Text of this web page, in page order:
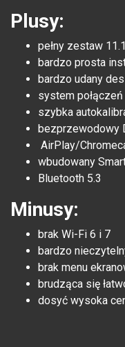
Plusy:
pełny zestaw
bardzo prosta
bardzo udany
system
szybka
bezprzewodowy
AirPlay/
wbudowany
Bluetooth 5.3
Minusy:
brak Wi-Fi 6 i 7
bardzo
brak menu
brudząca się
dosyć wysoka